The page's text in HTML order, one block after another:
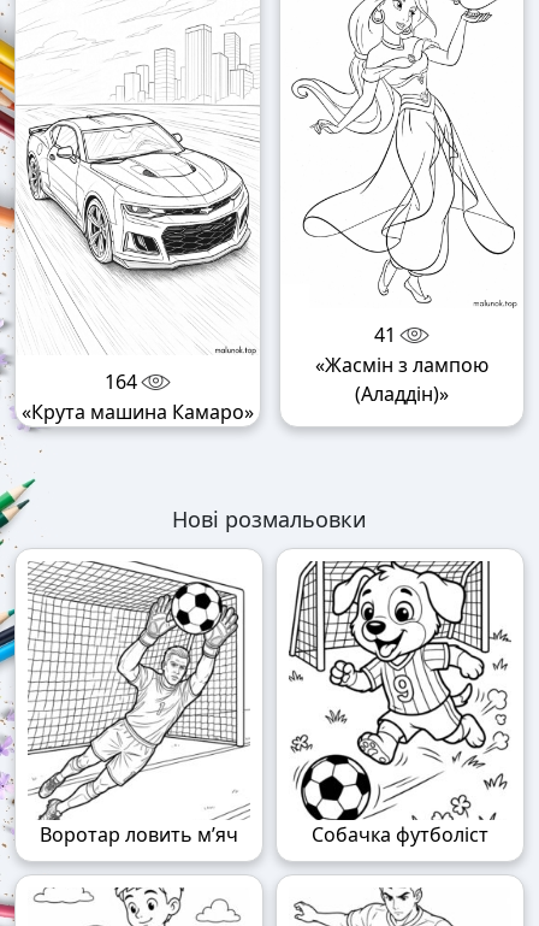
164
«Крута машина Камаро»
41
«Жасмін з лампою
(Аладдін)»
Нові розмальовки
Воротар ловить м’яч Собачка футболіст